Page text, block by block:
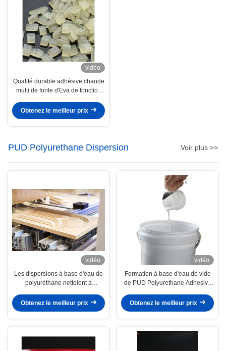
vidéo
Qualité durable adhésive chaude
multi de fonte d'Eva de fonction
d'habillement
Obtenez le meilleur prix
PUD Polyurethane Dispersion Voir plus >>
vidéo
Les dispersions à base d'eau de
polyuréthane nettoient à
PUR de placage
Obtenez le meilleur prix
vidéo
Formation à base d'eau de vide
de PUD Polyurethane Adhesive
Obtenez le meilleur prix